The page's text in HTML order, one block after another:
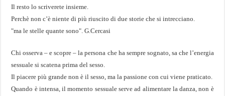
Il resto lo scriverete insieme.
Perchè non c’è niente di più riuscito di due storie che si intrecciano.
"ma le stelle quante sono". G.Cercasi
Chi osserva – e scopre – la persona che ha sempre sognato, sa che l’energia
sessuale si scatena prima del sesso.
Il piacere più grande non è il sesso, ma la passione con cui viene praticato.
Quando è intensa, il momento sessuale serve ad alimentare la danza, non è